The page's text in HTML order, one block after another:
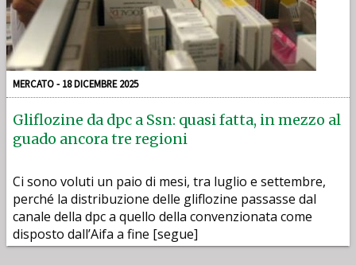
MERCATO - 18 DICEMBRE 2025
Gliflozine da dpc a Ssn: quasi fatta, in mezzo al
guado ancora tre regioni
Ci sono voluti un paio di mesi, tra luglio e settembre,
perché la distribuzione delle gliflozine passasse dal
canale della dpc a quello della convenzionata come
disposto dall’Aifa a fine [segue]